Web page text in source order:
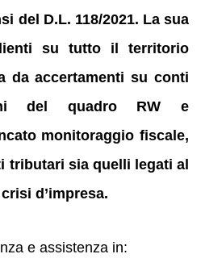
del D.L. 118/2021. La sua
su tutto il territorio
da accertamenti su conti
del quadro RW e
monitoraggio fiscale,
tributari sia quelli legati al
d’impresa.
e assistenza in: